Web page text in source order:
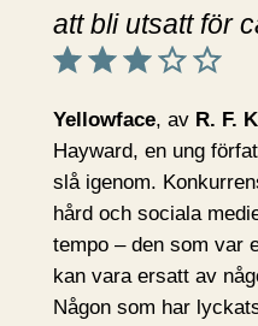
att bli utsatt för
Yellowface, av R. F.
Hayward, en ung
slå igenom.
hård och sociala
tempo – den som var
kan vara ersatt av
Någon som har